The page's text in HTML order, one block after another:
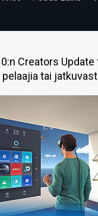
Creators
pelaajia tai